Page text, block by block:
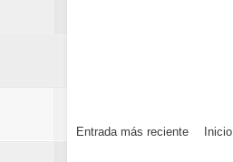
Entrada más reciente Inicio